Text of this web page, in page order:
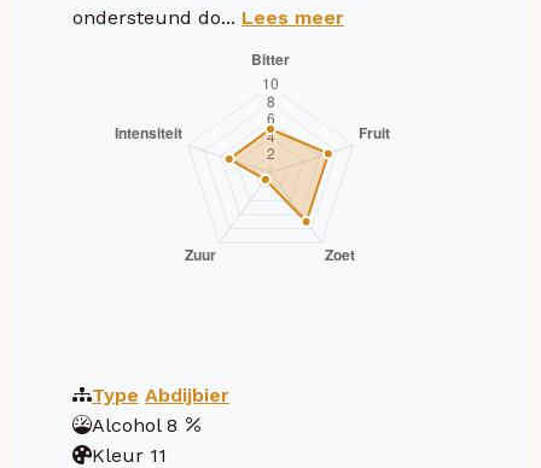
ondersteund do... Lees meer
Type Abdijbier
Alcohol 8
Kleur 11